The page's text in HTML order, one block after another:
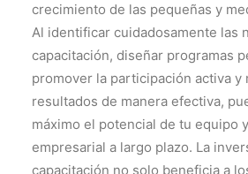
crecimiento de las pequeñas y
Al identificar cuidadosamente las
capacitación, diseñar programas
promover la participación activa y
resultados de manera efectiva,
máximo el potencial de tu equipo
empresarial a largo plazo. La
capacitación no solo beneficia a